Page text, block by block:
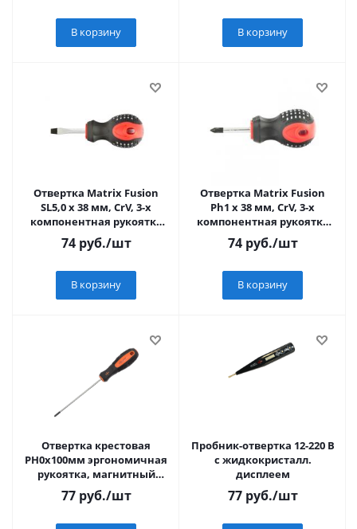
В корзину В корзину
Отвертка Matrix Fusion
SL5,0 х 38 мм, CrV, 3-х
компонентная рукоятка
anti slip
74руб./шт
В корзину
Отвертка Matrix Fusion
Ph1 х 38 мм, CrV, 3-х
компонентная рукоятка
anti slip
74руб./шт
В корзину
Отвертка крестовая
PH0x100мм эргономичная
рукоятка, магнитный
наконечник,Sturm! 1040-
03-PH0-100
77руб./шт
Пробник-отвертка 12-220 В
с жидкокристалл.
дисплеем
77руб./шт